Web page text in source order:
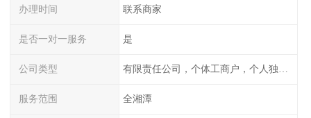
办理时间 联系商家
是否一对一服务 是
公司类型
服务范围 全湘潭